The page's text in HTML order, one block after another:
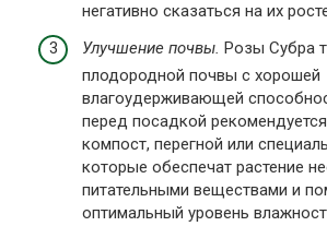
негативно сказаться на их
Улучшение почвы. Розы Субра
плодородной почвы с хорошей
влагоудерживающей
перед посадкой
компост, перегной или
которые обеспечат растение
питательными веществами и
оптимальный уровень